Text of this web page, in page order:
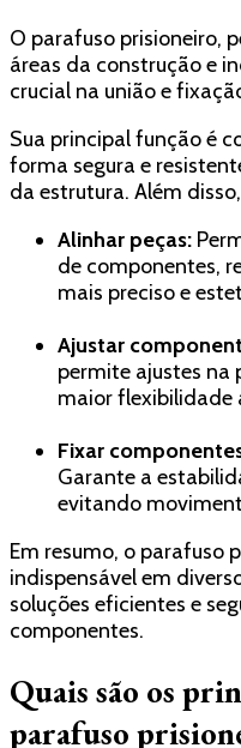
O parafuso prisioneiro,
áreas da construção e
crucial na união e
Sua principal função é
forma segura e
da estrutura. Além
Alinhar peças:
de componentes,
mais preciso e
Ajustar
permite ajustes na
maior flexibilidade
Fixar
Garante a
evitando
Em resumo, o parafuso
indispensável em
soluções eficientes e
componentes.
Quais são os
parafuso